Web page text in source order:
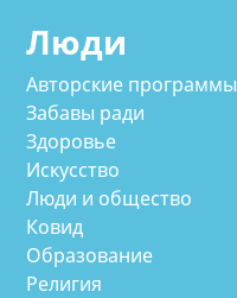
Люди
Авторские программы
Забавы ради
Здоровье
Искусство
Люди и общество
Ковид
Образование
Религия